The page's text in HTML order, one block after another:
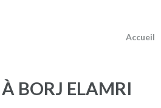
Accueil
BORJ ELAMRI